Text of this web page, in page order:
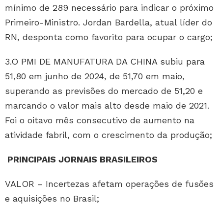
mínimo de 289 necessário para indicar o próximo
Primeiro-Ministro. Jordan Bardella, atual líder do
RN, desponta como favorito para ocupar o cargo;
3.O PMI DE MANUFATURA DA CHINA subiu para
51,80 em junho de 2024, de 51,70 em maio,
superando as previsões do mercado de 51,20 e
marcando o valor mais alto desde maio de 2021.
Foi o oitavo mês consecutivo de aumento na
atividade fabril, com o crescimento da produção;
PRINCIPAIS JORNAIS BRASILEIROS
VALOR – Incertezas afetam operações de fusões
e aquisições no Brasil;